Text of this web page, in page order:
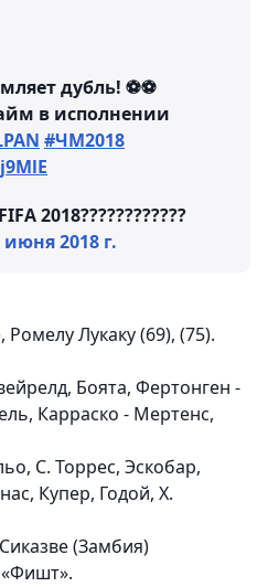
дубль! ⚽️⚽️
в исполнении
#ЧМ2018
2018????????????
июня 2018 г.
Лукаку (69), (75).
Боята, Фертонген -
Карраско - Мертенс,
С. Торрес, Эскобар,
Купер, Годой, Х.
(Замбия)